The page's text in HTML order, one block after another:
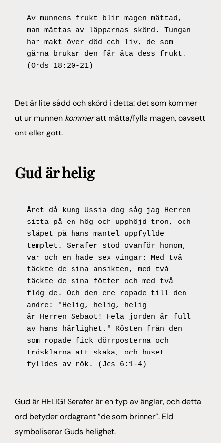
Av munnens frukt blir magen mättad,
man mättas av läpparnas skörd. Tungan
har makt över död och liv, de som
gärna brukar den får äta dess frukt.
(Ords 18:20-21)
Det är lite sådd och skörd i detta: det som kommer
ut ur munnen kommeratt mätta/fylla magen, oavsett
ont eller gott.
Gud är helig
Året då kung Ussia dog såg jag Herren
sitta på en hög och upphöjd tron, och
släpet på hans mantel uppfyllde
templet. Serafer stod ovanför honom,
var och en hade sex vingar: Med två
täckte de sina ansikten, med två
täckte de sina fötter och med två
flög de. Och den ene ropade till den
andre: "Helig, helig, helig
är Herren Sebaot! Hela jorden är full
av hans härlighet." Rösten från den
som ropade fick dörrposterna och
trösklarna att skaka, och huset
fylldes av rök. (Jes 6:1-4)
Gud är HELIG! Serafer är en typ av änglar, och detta
ord betyder ordagrant ”de som brinner”. Eld
symboliserar Guds helighet.